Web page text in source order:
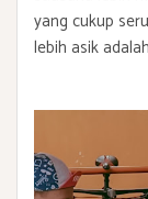
yang cukup
lebih asik